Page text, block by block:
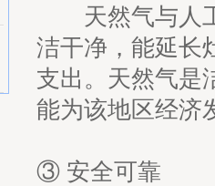
天然气与人工
洁干净，能延长
支出。天然气是
能为该地区经济
③ 安